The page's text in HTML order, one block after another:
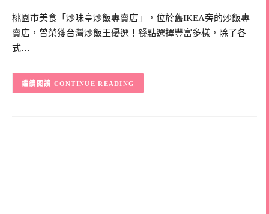
桃園市美食「炒味亭炒飯專賣店」，位於舊IKEA旁的炒飯專
賣店，曾榮獲台灣炒飯王優選！餐點選擇豐富多樣，除了各
式…
CONTINUE READING